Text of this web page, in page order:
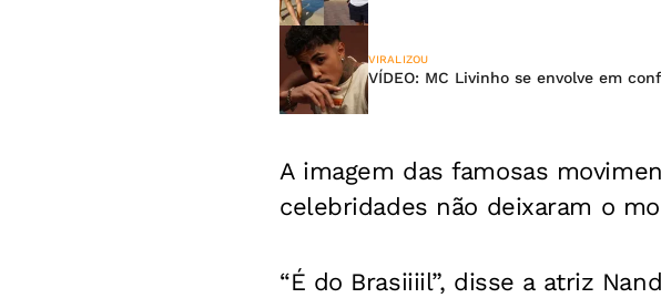
VIRALIZOU
VÍDEO: MC Livinho se envolve em
A imagem das famosas
celebridades não deixaram o
“É do Brasiiiil”, disse a atriz